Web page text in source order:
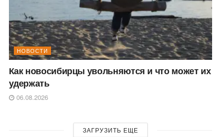
НОВОСТИ
Как новосибирцы увольняются и что может их
удержать
06.08.2026
ЗАГРУЗИТЬ ЕЩЕ